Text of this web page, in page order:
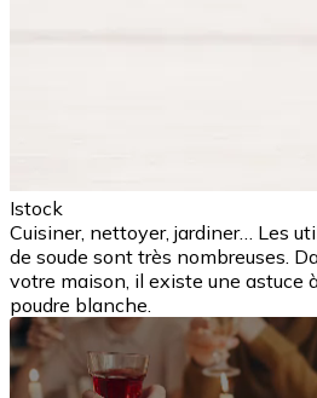
Istock
Cuisiner, nettoyer, jardiner… Les
de soude sont très nombreuses.
votre maison, il existe une astuce
poudre blanche.